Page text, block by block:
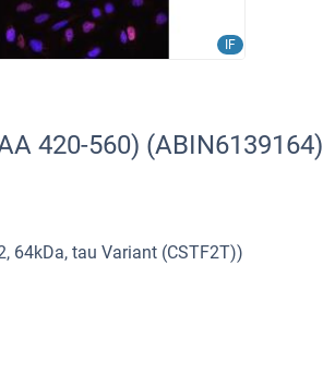
IF
420-560) (ABIN6139164)
64kDa, tau Variant (CSTF2T))